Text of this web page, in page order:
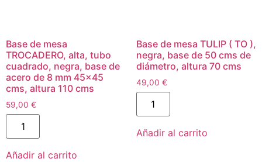
Base de mesa
TROCADERO, alta, tubo
cuadrado, negra, base de
acero de 8 mm 45×45
cms, altura 110 cms
59,00 €
Añadir al carrito
Base de mesa TULIP ( TO ),
negra, base de 50 cms de
diámetro, altura 70 cms
49,00 €
Añadir al carrito